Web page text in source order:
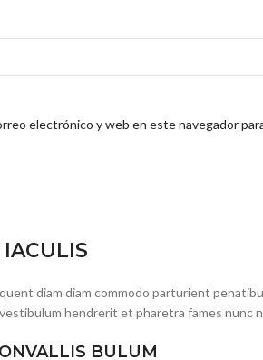
electrónico y web en este navegador
diam diam commodo parturient
hendrerit et pharetra fames nunc
BULUM